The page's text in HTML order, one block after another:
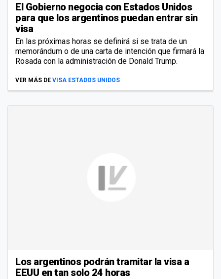
El Gobierno negocia con Estados Unidos
para que los argentinos puedan entrar sin
visa
En las próximas horas se definirá si se trata de un
memorándum o de una carta de intención que firmará la
Rosada con la administración de Donald Trump.
VER MÁS DE VISA ESTADOS UNIDOS
Los argentinos podrán tramitar la visa a
EEUU en tan solo 24 horas